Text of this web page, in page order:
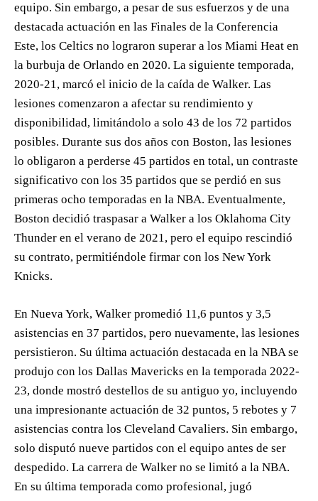
equipo. Sin embargo, a pesar de sus esfuerzos y de una
destacada actuación en las Finales de la Conferencia
Este, los Celtics no lograron superar a los Miami Heat en
la burbuja de Orlando en 2020. La siguiente temporada,
2020-21, marcó el inicio de la caída de Walker. Las
lesiones comenzaron a afectar su rendimiento y
disponibilidad, limitándolo a solo 43 de los 72 partidos
posibles. Durante sus dos años con Boston, las lesiones
lo obligaron a perderse 45 partidos en total, un contraste
significativo con los 35 partidos que se perdió en sus
primeras ocho temporadas en la NBA. Eventualmente,
Boston decidió traspasar a Walker a los Oklahoma City
Thunder en el verano de 2021, pero el equipo rescindió
su contrato, permitiéndole firmar con los New York
Knicks.
En Nueva York, Walker promedió 11,6 puntos y 3,5
asistencias en 37 partidos, pero nuevamente, las lesiones
persistieron. Su última actuación destacada en la NBA se
produjo con los Dallas Mavericks en la temporada 2022-
23, donde mostró destellos de su antiguo yo, incluyendo
una impresionante actuación de 32 puntos, 5 rebotes y 7
asistencias contra los Cleveland Cavaliers. Sin embargo,
solo disputó nueve partidos con el equipo antes de ser
despedido. La carrera de Walker no se limitó a la NBA.
En su última temporada como profesional, jugó